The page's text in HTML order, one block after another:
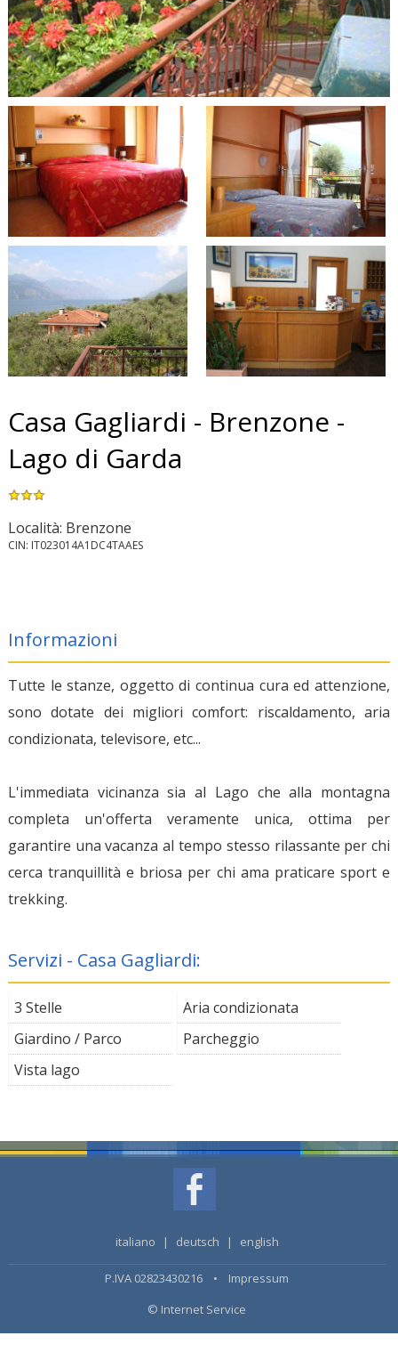
Casa Gagliardi - Brenzone -
Lago di Garda
Località: Brenzone
CIN: IT023014A1DC4TAAES
Informazioni
Tutte le stanze, oggetto di continua cura ed attenzione,
sono dotate dei migliori comfort: riscaldamento, aria
condizionata, televisore, etc...
L'immediata vicinanza sia al Lago che alla montagna
completa un'offerta veramente unica, ottima per
garantire una vacanza al tempo stesso rilassante per chi
cerca tranquillità e briosa per chi ama praticare sport e
trekking.
Servizi - Casa Gagliardi:
3 Stelle
Aria condizionata
Giardino / Parco
Parcheggio
Vista lago
italiano | deutsch | english
P.IVA 02823430216 • Impressum
© Internet Service